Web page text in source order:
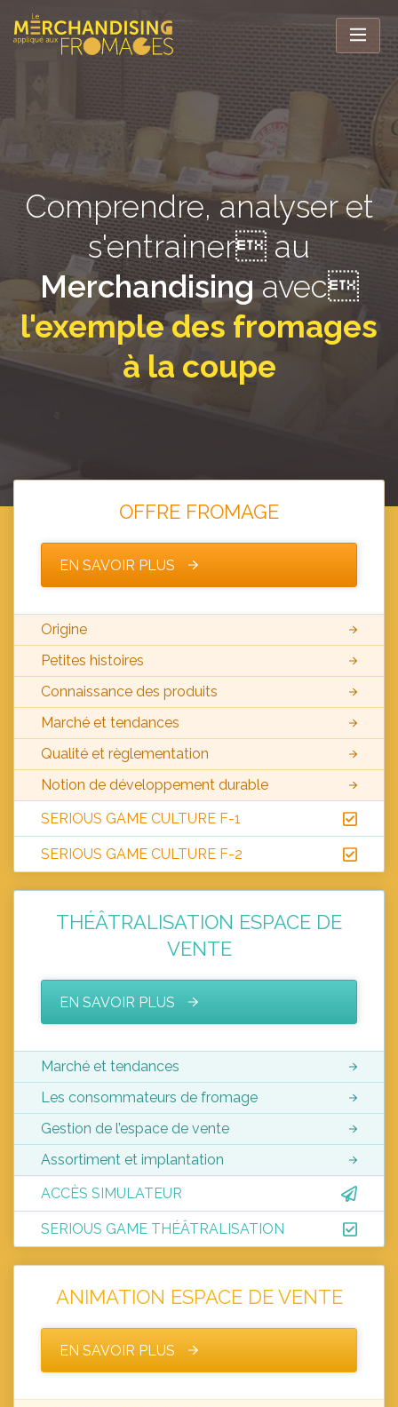
Comprendre, analyser et
s'entrainer au
Merchandisingavec
l'exemple des fromages
à la coupe
OFFRE FROMAGE
EN SAVOIR PLUS
Origine
Petites histoires
Connaissance des produits
Marché et tendances
Qualité et règlementation
Notion de développement durable
SERIOUS GAME CULTURE F-1
SERIOUS GAME CULTURE F-2
THÉÂTRALISATION ESPACE DE
VENTE
EN SAVOIR PLUS
Marché et tendances
Les consommateurs de fromage
Gestion de l’espace de vente
Assortiment et implantation
ACCÈS SIMULATEUR
SERIOUS GAME THÉÂTRALISATION
ANIMATION ESPACE DE VENTE
EN SAVOIR PLUS